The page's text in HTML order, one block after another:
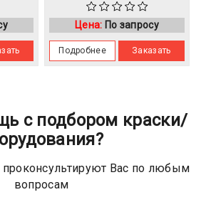
Цена: По запросу
Подробнее Заказать
с подбором краски/
Вас по любым
вопросам